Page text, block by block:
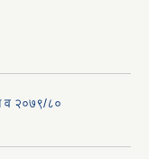
व २०७९/८०